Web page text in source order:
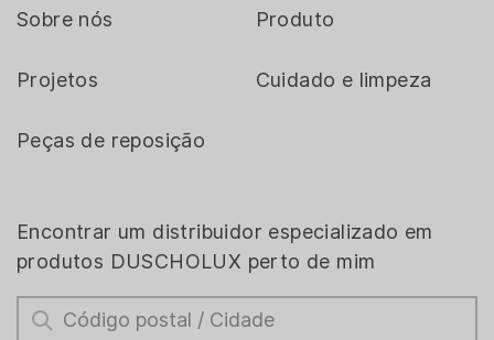
Sobre nós Produto
Projetos Cuidado e limpeza
Peças de reposição
Encontrar um distribuidor especializado em
produtos DUSCHOLUX perto de mim